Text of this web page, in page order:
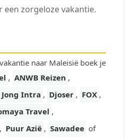
een zorgeloze vakantie.
naar Maleisië boek je
, ANWB Reizen ,
Jong Intra , Djoser , FOX ,
Travel ,
, Puur Azië , Sawadee of